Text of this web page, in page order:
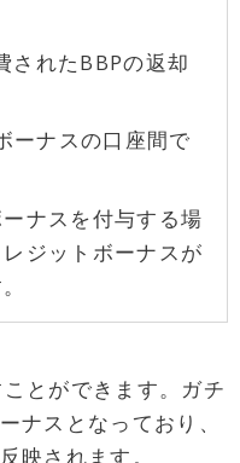
されたBBPの返却
ーナスの口座間で
ナスを付与する場
ジットボーナスが
とができます。ガチ
ナスとなっており、
映されます。